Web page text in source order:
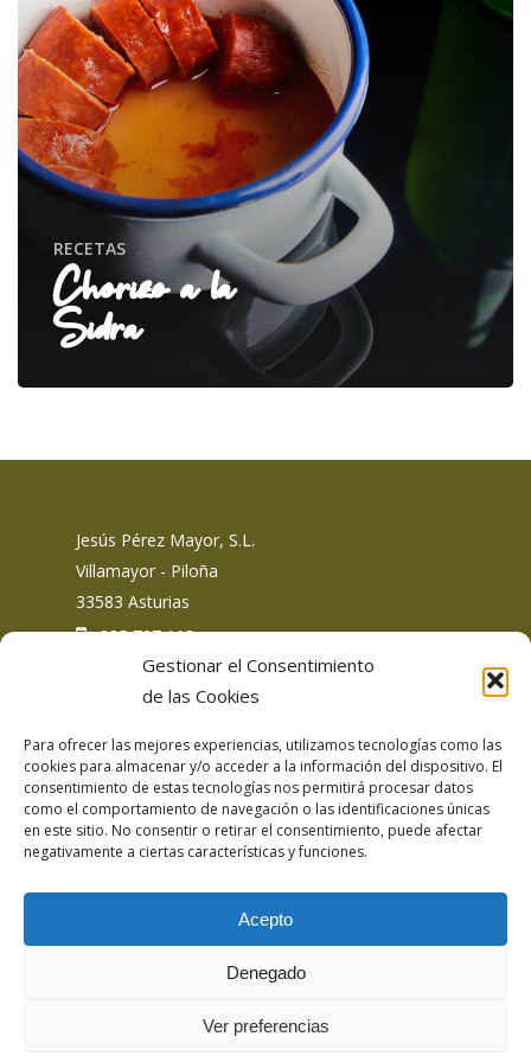
Gestionar el Consentimiento
de las Cookies
Para ofrecer las mejores experiencias, utilizamos tecnologías como las
cookies para almacenar y/o acceder a la información del dispositivo. El
consentimiento de estas tecnologías nos permitirá procesar datos
como el comportamiento de navegación o las identificaciones únicas
en este sitio. No consentir o retirar el consentimiento, puede afectar
negativamente a ciertas características y funciones.
Acepto
Denegado
Ver preferencias
RECETAS
Chorizo a la
Sidra
Jesús Pérez Mayor, S.L.
Villamayor - Piloña
33583 Asturias
: 985 707 113
Siguemos en redes sociales
Aviso Legal
Política de privacidad
Politica de privacidad redes sociales